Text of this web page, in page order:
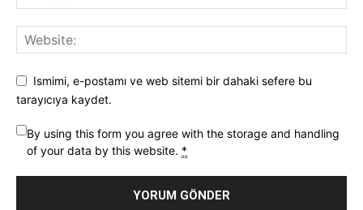
Ismimi, e-postamı ve web sitemi bir dahaki sefere bu
tarayıcıya kaydet.
By using this form you agree with the storage and handling
of your data by this website. *